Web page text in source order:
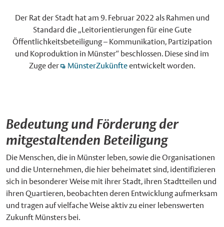
Der Rat der Stadt hat am 9. Februar 2022 als Rahmen und
Standard die „Leitorientierungen für eine Gute
Öffentlichkeitsbeteiligung – Kommunikation, Partizipation
und Koproduktion in Münster“ beschlossen. Diese sind im
Zuge der
MünsterZukünfteentwickelt worden.
Bedeutung und Förderung der
mitgestaltenden Beteiligung
Die Menschen, die in Münster leben, sowie die Organisationen
und die Unternehmen, die hier beheimatet sind, identifizieren
sich in besonderer Weise mit ihrer Stadt, ihren Stadtteilen und
ihren Quartieren, beobachten deren Entwicklung aufmerksam
und tragen auf vielfache Weise aktiv zu einer lebenswerten
Zukunft Münsters bei.